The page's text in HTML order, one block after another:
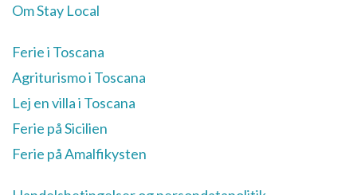
Om Stay Local
Ferie i Toscana
Agriturismo i Toscana
Lej en villa i Toscana
Ferie på Sicilien
Ferie på Amalfikysten